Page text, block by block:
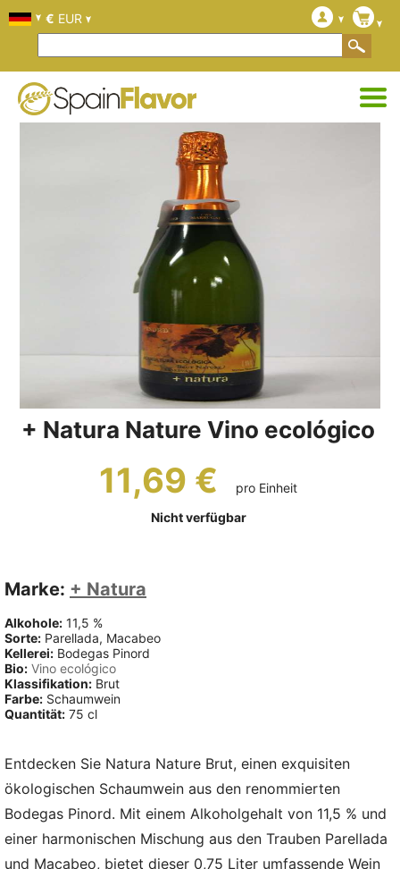
+ Natura Nature Vino ecológico
11,69 €
pro Einheit
Nicht verfügbar
Marke: + Natura
Alkohole: 11,5 %
Sorte: Parellada, Macabeo
Kellerei: Bodegas Pinord
Bio: Vino ecológico
Klassifikation: Brut
Farbe: Schaumwein
Quantität: 75 cl
Entdecken Sie Natura Nature Brut, einen exquisiten
ökologischen Schaumwein aus den renommierten
Bodegas Pinord. Mit einem Alkoholgehalt von 11,5 % und
einer harmonischen Mischung aus den Trauben Parellada
und Macabeo, bietet dieser 0,75 Liter umfassende Wein
€ EUR